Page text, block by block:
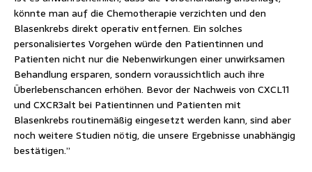
könnte man auf die Chemotherapie verzichten und den
Blasenkrebs direkt operativ entfernen. Ein solches
personalisiertes Vorgehen würde den Patientinnen und
Patienten nicht nur die Nebenwirkungen einer unwirksamen
Behandlung ersparen, sondern voraussichtlich auch ihre
Überlebenschancen erhöhen. Bevor der Nachweis von CXCL11
und CXCR3alt bei Patientinnen und Patienten mit
Blasenkrebs routinemäßig eingesetzt werden kann, sind aber
noch weitere Studien nötig, die unsere Ergebnisse unabhängig
bestätigen.”